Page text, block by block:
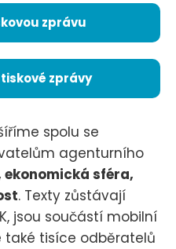
zprávu
zprávy
spolu se
agenturního
ekonomická sféra,
. Texty zůstávají
jsou součástí mobilní
také tisíce odběratelů